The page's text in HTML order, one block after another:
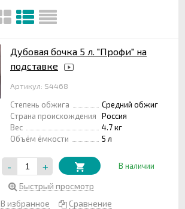
Дубовая бочка 5 л. "Профи" на
подставке
Артикул: S4468
Степень обжига
Средний обжиг
Страна происхождения
Россия
Вес
4.7 кг
Объём ёмкости
5 л
- + В наличии
Быстрый просмотр
В избранное
Сравнение